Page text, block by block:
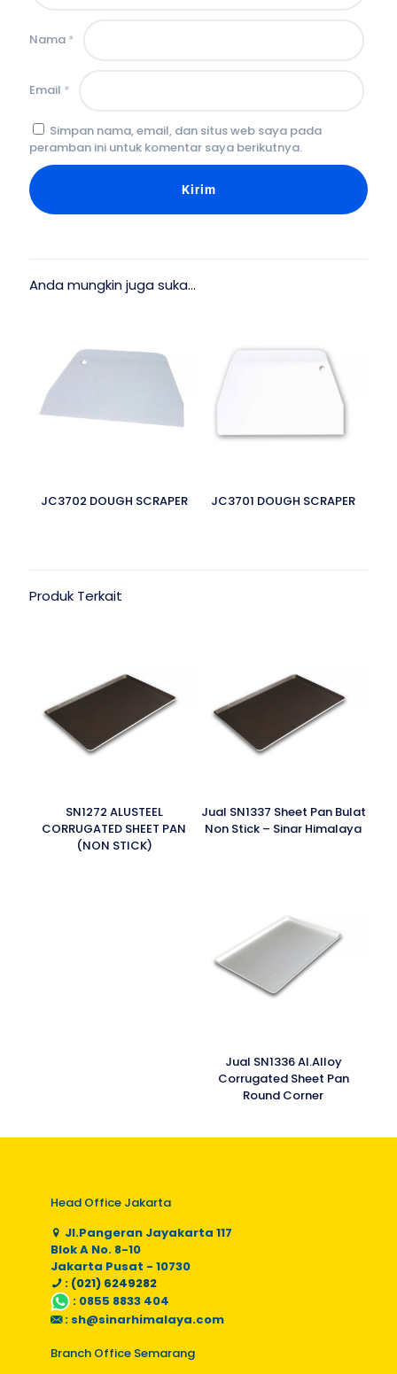
Nama *
Email *
Simpan nama, email, dan situs web saya pada
peramban ini untuk komentar saya berikutnya.
Anda mungkin juga suka…
JC3702 DOUGH SCRAPER JC3701 DOUGH SCRAPER
Produk Terkait
SN1272 ALUSTEEL
CORRUGATED SHEET PAN
(NON STICK)
Jual SN1337 Sheet Pan Bulat
Non Stick – Sinar Himalaya
Jual SN1336 Al.Alloy
Corrugated Sheet Pan
Round Corner
Head Office Jakarta
Jl.Pangeran Jayakarta 117
Blok A No. 8-10
Jakarta Pusat - 10730
: (021) 6249282
: 0855 8833 404
: sh@sinarhimalaya.com
Branch Office Semarang